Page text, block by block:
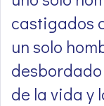
castigados
un solo
de la vida y